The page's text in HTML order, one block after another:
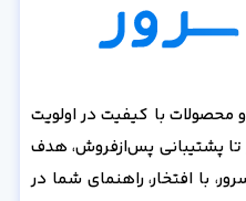
و محصولات با کیفیت در اولویت
تا پشتیبانی پس‌از‌فروش، هدف
با افتخار، راهنمای شما در